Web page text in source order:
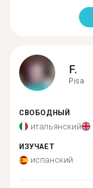
F.
Pisa
СВОБОДНЫЙ
итальянский
ИЗУЧАЕТ
испанский